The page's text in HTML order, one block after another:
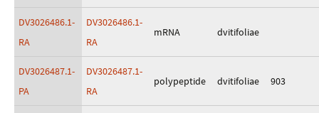
DV3026486.1-
RA
DV3026486.1-
RA
mRNA dvitifoliae
DV3026487.1-
PA
DV3026487.1-
RA
polypeptide dvitifoliae 903